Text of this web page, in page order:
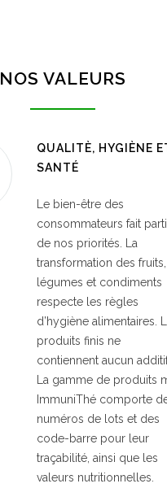
NOS VALEURS
QUALITÈ, HYGIÈNE
SANTÉ
Le bien-être des
consommateurs fait
de nos priorités. La
transformation des fruits,
légumes et condiments
respecte les règles
d’hygiène alimentaires.
produits finis ne
contiennent aucun
La gamme de produits
ImmuniThé comporte
numéros de lots et des
code-barre pour leur
traçabilité, ainsi que les
valeurs nutritionnelles.